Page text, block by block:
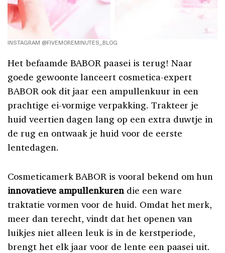
INSTAGRAM @FIVEMOREMINUTES_BLOG
Het befaamde BABOR paasei is terug! Naar
goede gewoonte lanceert cosmetica-expert
BABOR ook dit jaar een ampullenkuur in een
prachtige ei-vormige verpakking. Trakteer je
huid veertien dagen lang op een extra duwtje in
de rug en ontwaak je huid voor de eerste
lentedagen.
Cosmeticamerk BABOR is vooral bekend om hun
innovatieve ampullenkurendie een ware
traktatie vormen voor de huid. Omdat het merk,
meer dan terecht, vindt dat het openen van
luikjes niet alleen leuk is in de kerstperiode,
brengt het elk jaar voor de lente een paasei uit.